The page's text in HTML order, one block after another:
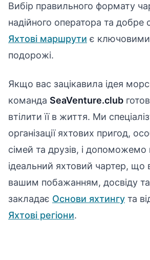
Вибір правильного формату
надійного оператора та добре
Яхтові маршрути є ключовими
подорожі.
Якщо вас зацікавила ідея
команда SeaVenture.club
втілити її в життя. Ми
організації яхтових пригод,
сімей та друзів, і допоможемо
ідеальний яхтовий чартер, що
вашим побажанням, досвіду
закладає Основи яхтингу та
Яхтові регіони.